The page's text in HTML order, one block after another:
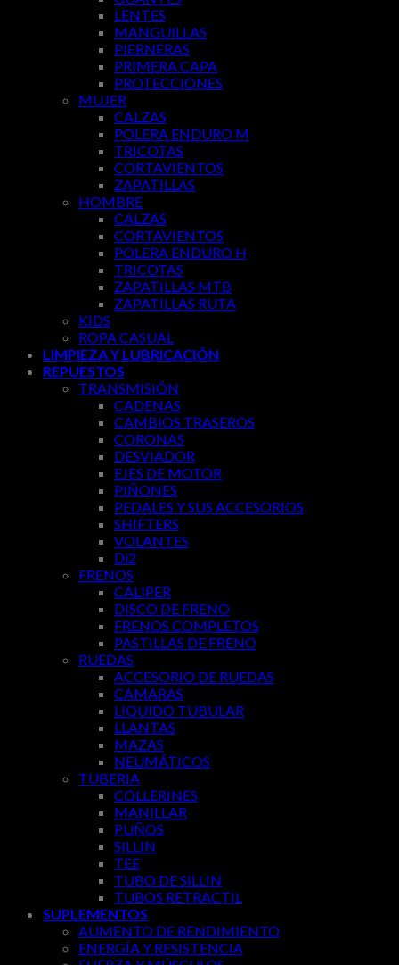
LENTES
MANGUILLAS
PIERNERAS
PRIMERA CAPA
PROTECCIONES
MUJER
CALZAS
POLERA ENDURO M
TRICOTAS
CORTAVIENTOS
ZAPATILLAS
HOMBRE
CALZAS
CORTAVIENTOS
POLERA ENDURO H
TRICOTAS
ZAPATILLAS MTB
ZAPATILLAS RUTA
KIDS
ROPA CASUAL
LIMPIEZA Y LUBRICACIÓN
REPUESTOS
TRANSMISIÓN
CADENAS
CAMBIOS TRASEROS
CORONAS
DESVIADOR
EJES DE MOTOR
PIÑONES
PEDALES Y SUS ACCESORIOS
SHIFTERS
VOLANTES
Di2
FRENOS
CALIPER
DISCO DE FRENO
FRENOS COMPLETOS
PASTILLAS DE FRENO
RUEDAS
ACCESORIO DE RUEDAS
CAMARAS
LIQUIDO TUBULAR
LLANTAS
MAZAS
NEUMÁTICOS
TUBERIA
COLLERINES
MANILLAR
PUÑOS
SILLIN
TEE
TUBO DE SILLIN
TUBOS RETRACTIL
SUPLEMENTOS
AUMENTO DE RENDIMIENTO
ENERGÍA Y RESISTENCIA